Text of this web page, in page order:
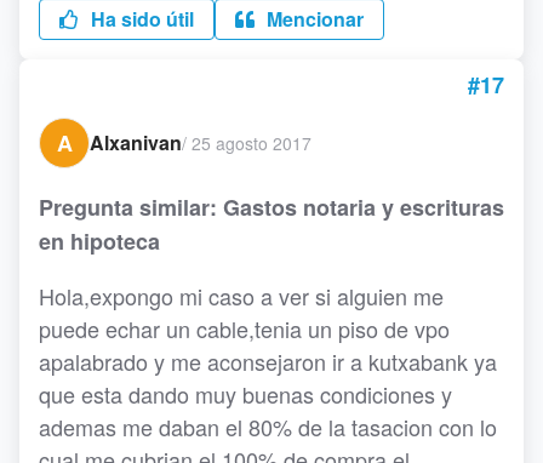
Ha sido útil Mencionar
#17
A
Alxanivan/ 25 agosto 2017
Pregunta similar: Gastos notaria y escrituras
en hipoteca
Hola,expongo mi caso a ver si alguien me
puede echar un cable,tenia un piso de vpo
apalabrado y me aconsejaron ir a kutxabank ya
que esta dando muy buenas condiciones y
ademas me daban el 80% de la tasacion con lo